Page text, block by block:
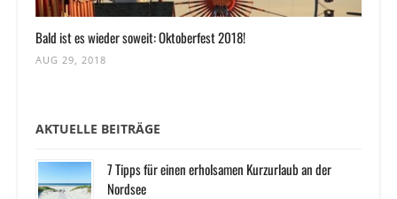
Bald ist es wieder soweit: Oktoberfest 2018!
AUG 29, 2018
AKTUELLE BEITRÄGE
7 Tipps für einen erholsamen Kurzurlaub an der
Nordsee